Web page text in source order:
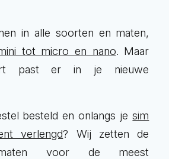
in alle soorten en maten,
tot micro en nano. Maar
past er in je nieuwe
besteld en onlangs jesim
verlengd? Wij zetten de
voor de meest